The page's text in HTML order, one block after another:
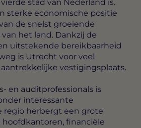
stad van Nederland is.
sterke economische positie
de snelst groeiende
van het land. Dankzij de
uitstekende bereikbaarheid
is Utrecht voor veel
vestigingsplaats.
en auditprofessionals is
interessante
regio herbergt een grote
hoofdkantoren, financiële